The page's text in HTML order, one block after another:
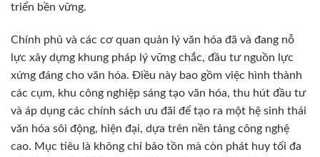
triển bền vững.
Chính phủ và các cơ quan quản lý văn hóa đã và đang nỗ
lực xây dựng khung pháp lý vững chắc, đầu tư nguồn lực
xứng đáng cho văn hóa. Điều này bao gồm việc hình thành
các cụm, khu công nghiệp sáng tạo văn hóa, thu hút đầu tư
và áp dụng các chính sách ưu đãi để tạo ra một hệ sinh thái
văn hóa sôi động, hiện đại, dựa trên nền tảng công nghệ
cao. Mục tiêu là không chỉ bảo tồn mà còn phát huy tối đa